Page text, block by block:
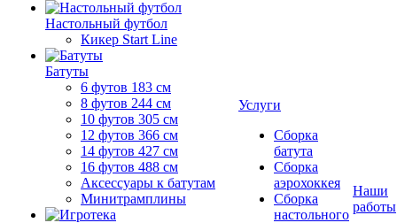
Настольный футбол
Кикер Start Line
Батуты
6 футов 183 см
8 футов 244 см
10 футов 305 см
12 футов 366 см
14 футов 427 см
16 футов 488 см
Аксессуары к батутам
Минитрамплины
Услуги
Сборка
батута
Сборка
аэрохоккея
Сборка
настольного
Наши
работы